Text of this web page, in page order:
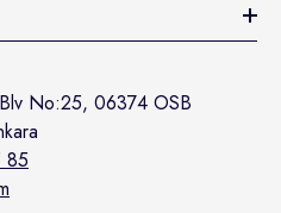
No:25, 06374 OSB
85